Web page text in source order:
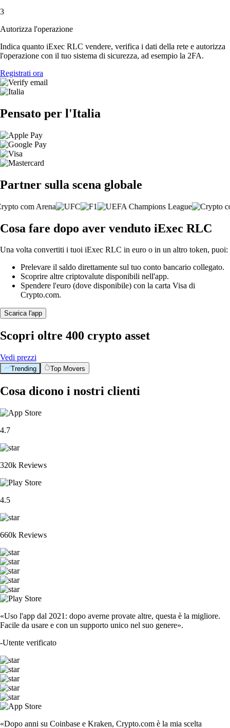
3
Autorizza l'operazione
Indica quanto iExec RLC vendere, verifica i dati della rete e autorizza
l'operazione con il tuo sistema di sicurezza, ad esempio la 2FA.
Registrati ora
Pensato per l'Italia
Partner sulla scena globale
Cosa fare dopo aver venduto iExec RLC
Una volta convertiti i tuoi iExec RLC in euro o in un altro token, puoi:
Prelevare il saldo direttamente sul tuo conto bancario collegato.
Scoprire altre criptovalute disponibili nell'app.
Spendere l'euro (dove disponibile) con la carta Visa di
Crypto.com.
Scarica l'app
Scopri oltre 400 crypto asset
Vedi prezzi
Trending Top Movers
Cosa dicono i nostri clienti
4.7
320k Reviews
4.5
660k Reviews
«Uso l'app dal 2021: dopo averne provate altre, questa è la migliore.
Facile da usare e con un supporto unico nel suo genere».
-Utente verificato
«Dopo anni su Coinbase e Kraken, Crypto.com è la mia scelta